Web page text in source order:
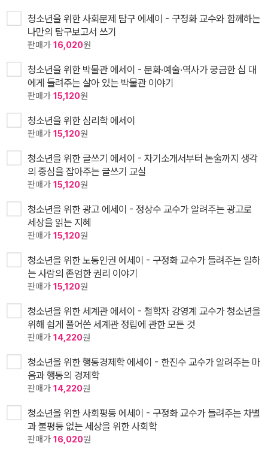
청소년을 위한 사회문제 탐구 에세이 - 구정화 교수와 함께하는
나만의 탐구보고서 쓰기
판매가 16,020원
청소년을 위한 박물관 에세이 - 문화·예술·역사가 궁금한 십 대
에게 들려주는 살아 있는 박물관 이야기
판매가 15,120원
청소년을 위한 심리학 에세이
판매가 15,120원
청소년을 위한 글쓰기 에세이 - 자기소개서부터 논술까지 생각
의 중심을 잡아주는 글쓰기 교실
판매가 15,120원
청소년을 위한 광고 에세이 - 정상수 교수가 알려주는 광고로
세상을 읽는 지혜
판매가 15,120원
청소년을 위한 노동인권 에세이 - 구정화 교수가 들려주는 일하
는 사람의 존엄한 권리 이야기
판매가 15,120원
청소년을 위한 세계관 에세이 - 철학자 강영계 교수가 청소년을
위해 쉽게 풀어쓴 세계관 정립에 관한 모든 것
판매가 14,220원
청소년을 위한 행동경제학 에세이 - 한진수 교수가 알려주는 마
음과 행동의 경제학
판매가 14,220원
청소년을 위한 사회평등 에세이 - 구정화 교수가 들려주는 차별
과 불평등 없는 세상을 위한 사회학
판매가 16,020원